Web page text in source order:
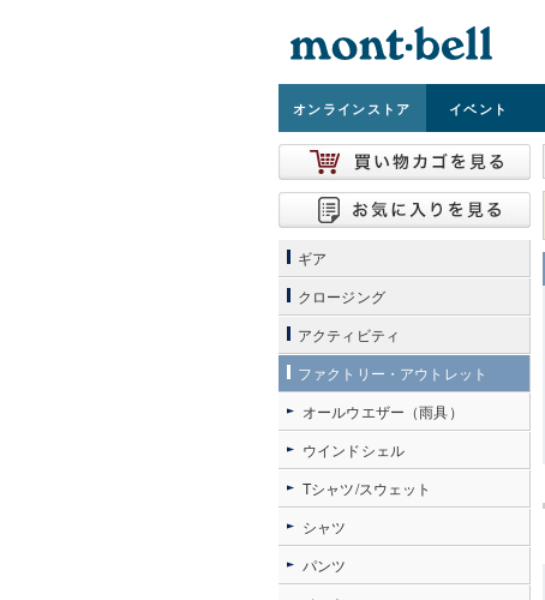
オンラインストア イベント
ギア
クロージング
アクティビティ
ファクトリー・アウトレット
オールウエザー（雨具）
ウインドシェル
Tシャツ/スウェット
シャツ
パンツ